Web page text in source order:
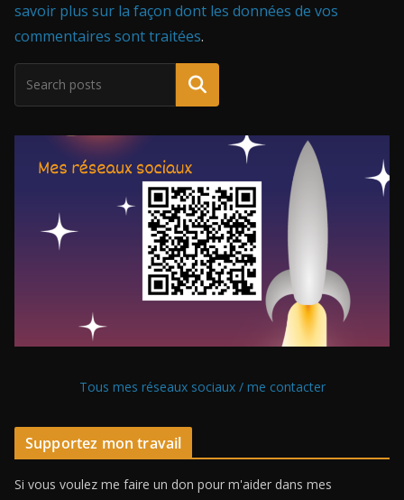
savoir plus sur la façon dont les données de vos
commentaires sont traitées.
Tous mes réseaux sociaux / me contacter
Supportez mon travail
Si vous voulez me faire un don pour m'aider dans mes